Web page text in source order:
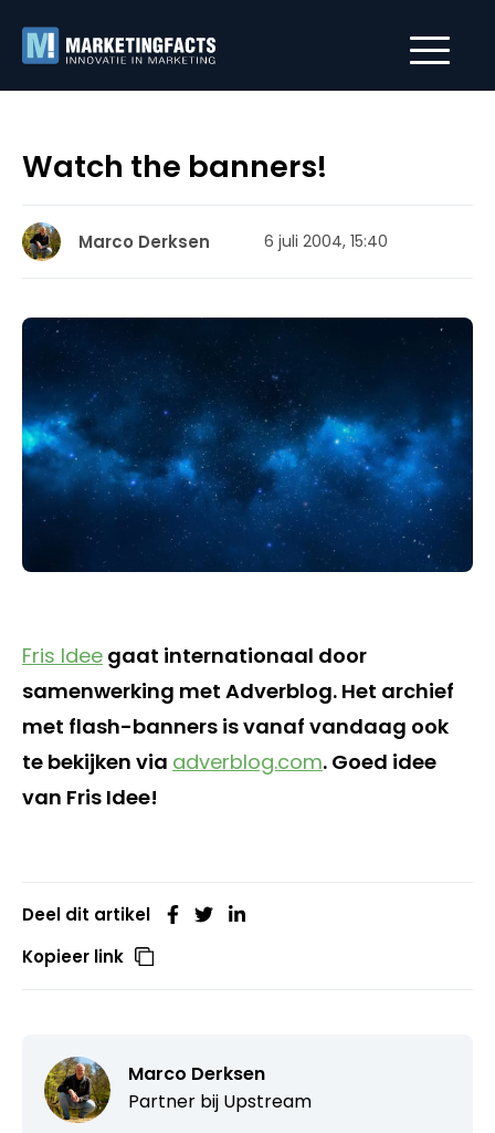
Watch the banners!
Marco Derksen 6 juli 2004, 15:40
Fris Idee gaat internationaal door
samenwerking met Adverblog. Het archief
met flash-banners is vanaf vandaag ook
te bekijken via adverblog.com. Goed idee
van Fris Idee!
Deel dit artikel
Kopieer link
Marco Derksen
Partner bij Upstream